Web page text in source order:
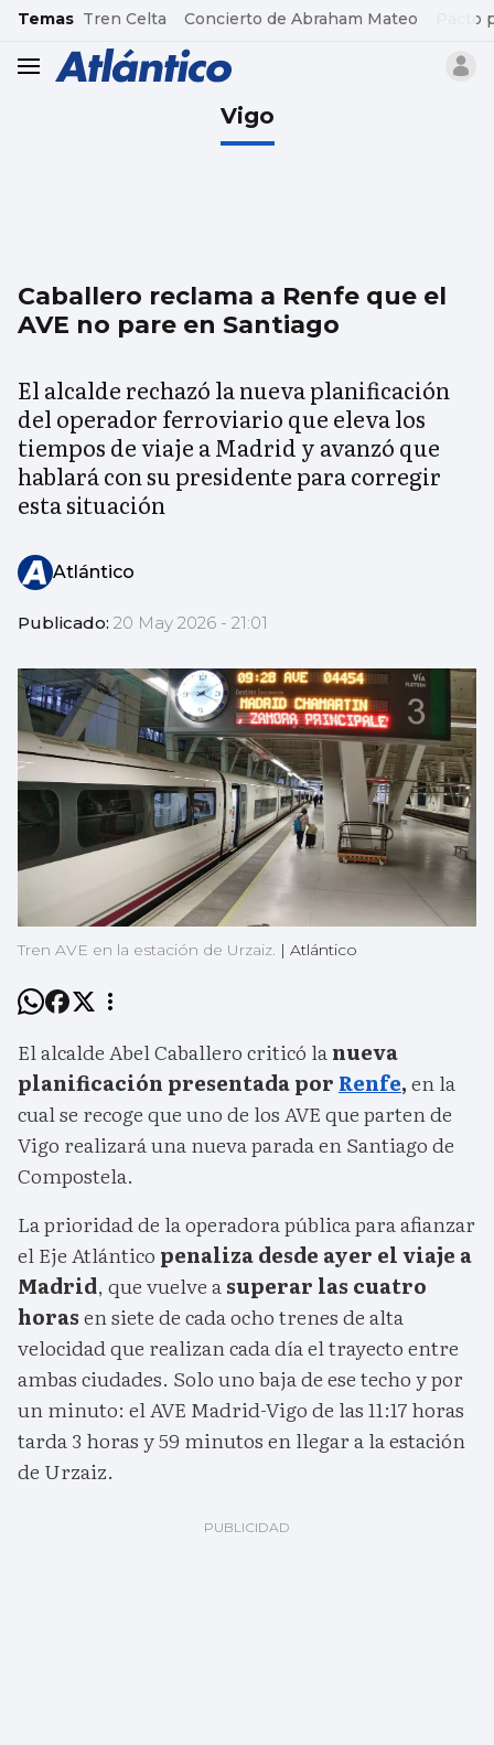
common.go-to-content
Temas Tren Celta Concierto de Abraham Mateo Pacto
header.menu.open
Vigo
Caballero reclama a Renfe que el
AVE no pare en Santiago
El alcalde rechazó la nueva planificación
del operador ferroviario que eleva los
tiempos de viaje a Madrid y avanzó que
hablará con su presidente para corregir
esta situación
Atlántico
Publicado: 20 May 2026 - 21:01
Tren AVE en la estación de Urzaiz. | Atlántico
El alcalde Abel Caballero criticó lanueva
planificación presentada por Renfe,en la
cual se recoge que uno de los AVE que parten de
Vigo realizará una nueva parada en Santiago de
Compostela.
La prioridad de la operadora pública para afianzar
el Eje Atlántico penaliza desde ayer el viaje a
Madrid, que vuelve asuperar las cuatro
horasen siete de cada ocho trenes de alta
velocidad que realizan cada día el trayecto entre
ambas ciudades. Solo uno baja de ese techo y por
un minuto: el AVE Madrid-Vigo de las 11:17 horas
tarda 3 horas y 59 minutos en llegar a la estación
de Urzaiz.